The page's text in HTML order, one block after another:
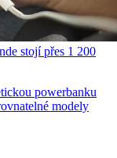
stojí přes 1 200
powerbanku
modely